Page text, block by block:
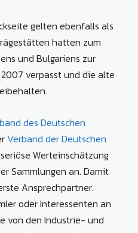
gelten ebenfalls als
hatten zum
und Bulgariens zur
verpasst und die alte
des Deutschen
Verband der Deutschen
Werteinschätzung
Sammlungen an. Damit
Ansprechpartner.
oder Interessenten an
von den Industrie- und